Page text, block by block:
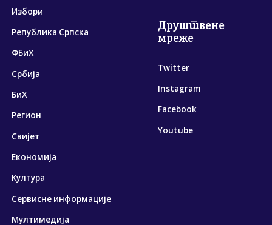
Избори
Република Српска
ФБиХ
Србија
БиХ
Регион
Свијет
Економија
Култура
Сервисне информације
Мултимедија
Друштвене
мреже
Twitter
Instagram
Facebook
Youtube